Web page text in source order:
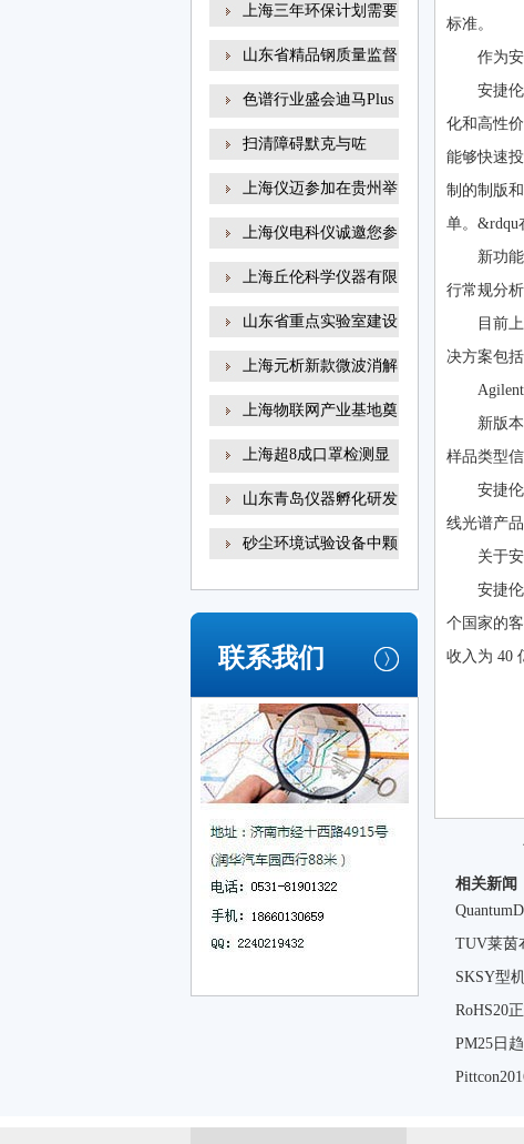
上海三年环保计划需要
山东省精品钢质量监督
色谱行业盛会迪马Plus
扫清障碍默克与咗
上海仪迈参加在贵州举
上海仪电科仪诚邀您参
上海丘伦科学仪器有限
山东省重点实验室建设
上海元析新款微波消解
上海物联网产业基地奠
上海超8成口罩检测显
山东青岛仪器孵化研发
砂尘环境试验设备中颗
联系我们
标准。
作为
安捷
化和高性
能够快速
制的制版
单。&rdqu
新功
行常规分析
目前
决方案包
新版
样品类型
安捷
线光谱产
关于
安捷
个国家的
收入为 40
相关新闻
TUV莱茵
SKSY型
RoHS20
PM25日